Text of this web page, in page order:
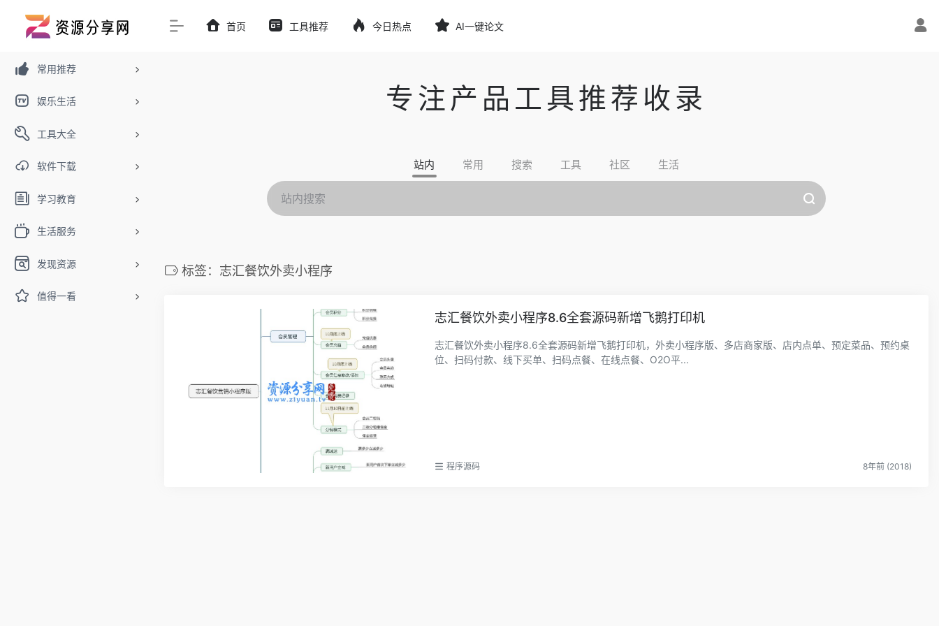
常用推荐
娱乐生活
工具大全
软件下载
学习教育
生活服务
发现资源
值得一看
首页 工具推荐 今日热点 AI一键论文
专注产品工具推荐收录
站内 常用 搜索 工具 社区 生活
标签：志汇餐饮外卖小程序
志汇餐饮外卖小程序8.6全套源码新增飞鹅打印机
志汇餐饮外卖小程序8.6全套源码新增飞鹅打印机，外卖小程序版、多店商家版、店内点单、预定菜品、预约桌
位、扫码付款、线下买单、扫码点餐、在线点餐、O2O平...
程序源码 8年前 (2018)